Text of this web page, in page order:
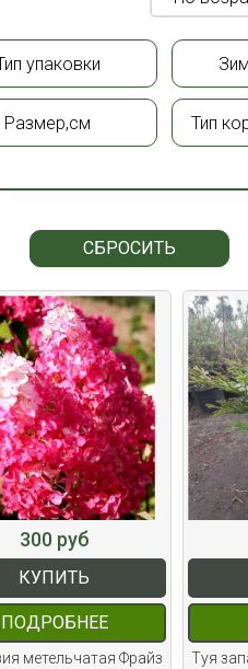
упаковки
Размер,см Тип
СБРОСИТЬ
300 руб
КУПИТЬ
ПОДРОБНЕЕ
метельчатая Фрайз
Туя